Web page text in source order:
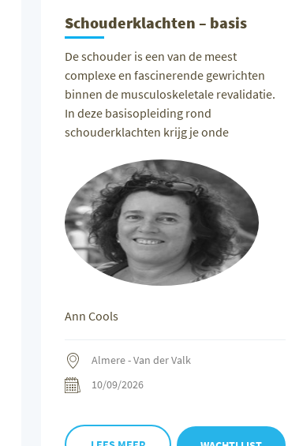
Schouderklachten – basis
De schouder is een van de meest
complexe en fascinerende gewrichten
binnen de musculoskeletale revalidatie.
In deze basisopleiding rond
schouderklachten krijg je onde
Ann Cools
Almere - Van der Valk
10/09/2026